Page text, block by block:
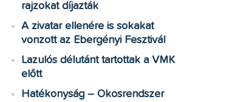
rajzokat díjazták
A zivatar ellenére is sokakat
vonzott az Ebergényi Fesztivál
Lazulós délutánt tartottak a VMK
előtt
Hatékonyság – Okosrendszer